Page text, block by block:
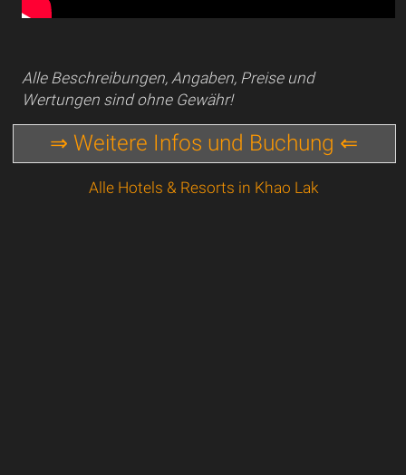
Alle Beschreibungen, Angaben, Preise und
Wertungen sind ohne Gewähr!
⇒ Weitere Infos und Buchung ⇐
Alle Hotels & Resorts in Khao Lak